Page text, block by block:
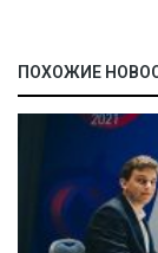
ПОХОЖИЕ